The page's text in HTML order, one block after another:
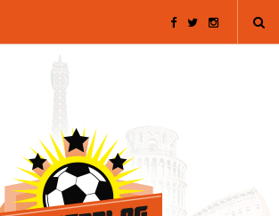
F T I
a